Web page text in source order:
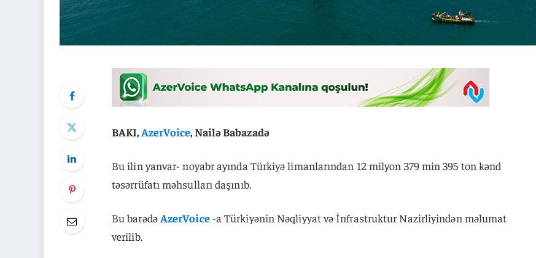
BAKI,AzerVoice, Nailə Babazadə
Bu ilin yanvar- noyabr ayında Türkiyə limanlarından 12 milyon 379 min 395 ton kənd
təsərrüfatı məhsulları daşınıb.
Bu barədəAzerVoice-a Türkiyənin Nəqliyyat və İnfrastruktur Nazirliyindən məlumat
verilib.